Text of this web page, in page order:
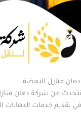
منازل النهضة
عن شركة دهان
في تقديم خدمات الدهانات